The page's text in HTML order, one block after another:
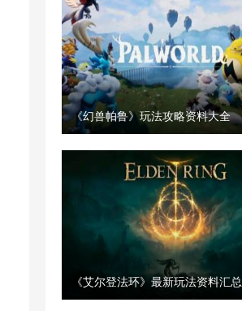
《幻兽帕鲁》玩法攻略资料大全
《艾尔登法环》最新玩法资料汇总